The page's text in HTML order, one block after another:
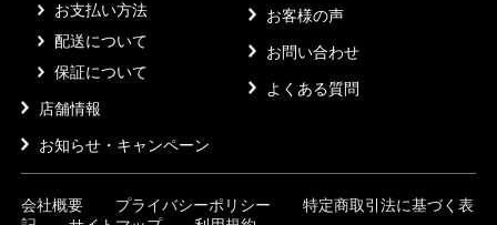
お支払い方法
配送について
保証について
店舗情報
お知らせ・キャンペーン
お客様の声
お問い合わせ
よくある質問
会社概要 プライバシーポリシー
特定商取引法に基づく表